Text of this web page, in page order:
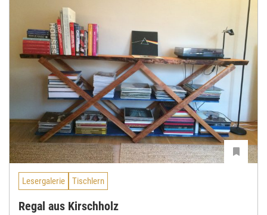
Lesergalerie Tischlern
Regal aus Kirschholz